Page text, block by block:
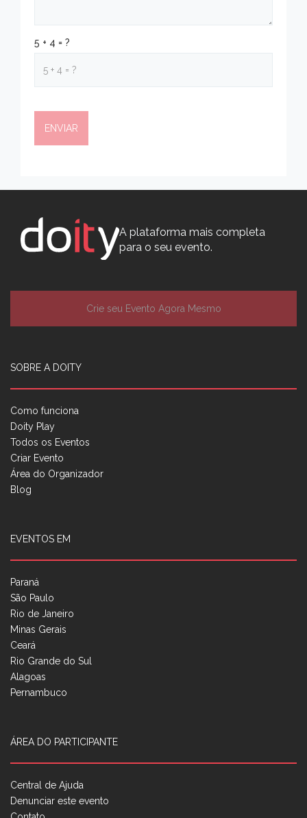
5 + 4 = ?
A plataforma mais completa
para o seu evento.
Crie seu Evento Agora Mesmo
SOBRE A DOITY
Como funciona
Doity Play
Todos os Eventos
Criar Evento
Área do Organizador
Blog
EVENTOS EM
Paraná
São Paulo
Rio de Janeiro
Minas Gerais
Ceará
Rio Grande do Sul
Alagoas
Pernambuco
ÁREA DO PARTICIPANTE
Central de Ajuda
Denunciar este evento